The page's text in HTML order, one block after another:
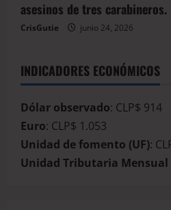
asesinos de tres carabineros.
CrisGutie junio 24, 2026
INDICADORES ECONÓMICOS
Dólar observado: CLP$ 914
Euro: CLP$ 1.053
Unidad de fomento (UF):
Unidad Tributaria Mensual